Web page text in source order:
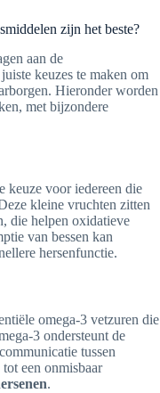
zijn het beste?
aan de
keuzes te maken om
Hieronder worden
met bijzondere
keuze voor iedereen die
kleine vruchten zitten
die helpen oxidatieve
van bessen kan
hersenfunctie.
omega-3 vetzuren die
3 ondersteunt de
tussen
tot een onmisbaar
.